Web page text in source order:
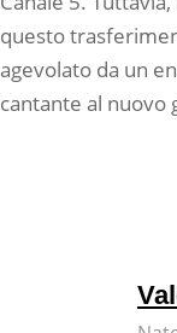
questo
agevolato da un
cantante al nuovo